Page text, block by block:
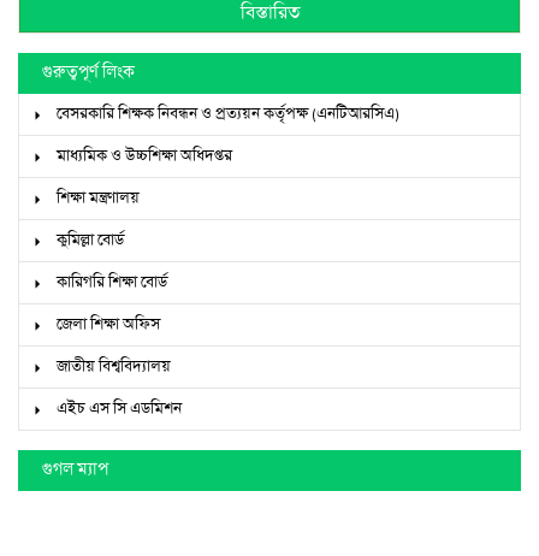
বিস্তারিত
গুরুত্বপূর্ণ লিংক
বেসরকারি শিক্ষক নিবন্ধন ও প্রত্যয়ন কর্তৃপক্ষ (এনটিআরসিএ)
মাধ্যমিক ও উচ্চশিক্ষা অধিদপ্তর
শিক্ষা মন্ত্রণালয়
কুমিল্লা বোর্ড
কারিগরি শিক্ষা বোর্ড
জেলা শিক্ষা অফিস
জাতীয় বিশ্ববিদ্যালয়
এইচ এস সি এডমিশন
গুগল ম্যাপ